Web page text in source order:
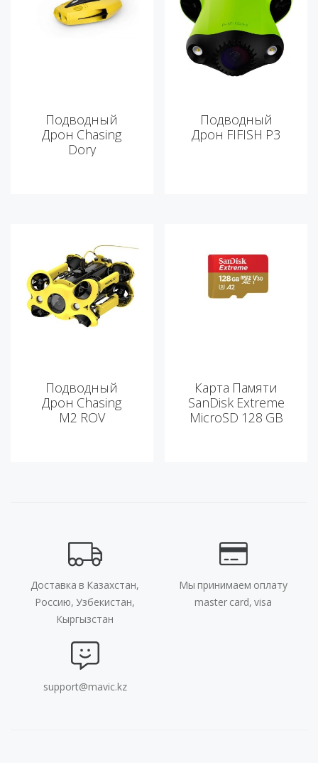
Подводный
Дрон Chasing
Dory
Подводный
Дрон FIFISH P3
Подводный
Дрон Chasing
M2 ROV
Карта Памяти
SanDisk Extreme
MicroSD 128 GB
Доставка в Казахстан,
Россию, Узбекистан,
Кыргызстан
Мы принимаем оплату
master card, visa
support@mavic.kz